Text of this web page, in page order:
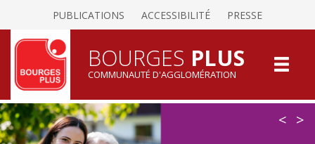
PUBLICATIONS ACCESSIBILITÉ PRESSE
BOURGES PLUS
COMMUNAUTÉ D'AGGLOMÉRATION
< >